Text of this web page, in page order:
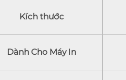
Kích thước
Dành Cho Máy In